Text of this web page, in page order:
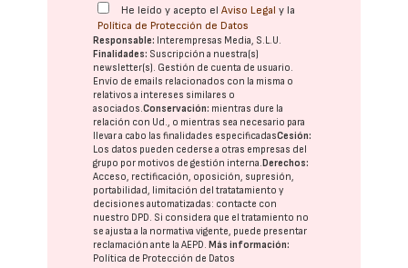
He leído y acepto elAviso Legal y la
Política de Protección de Datos
Responsable: Interempresas Media, S.L.U.
Finalidades: Suscripción a nuestra(s)
newsletter(s). Gestión de cuenta de usuario.
Envío de emails relacionados con la misma o
relativos a intereses similares o
asociados.Conservación: mientras dure la
relación con Ud., o mientras sea necesario para
llevar a cabo las finalidades especificadasCesión:
Los datos pueden cederse a otras empresas del
grupo por motivos de gestión interna.Derechos:
Acceso, rectificación, oposición, supresión,
portabilidad, limitación del tratatamiento y
decisiones automatizadas: contacte con
nuestro DPD. Si considera que el tratamiento no
se ajusta a la normativa vigente, puede presentar
reclamación ante laAEPD.Más información:
Política de Protección de Datos